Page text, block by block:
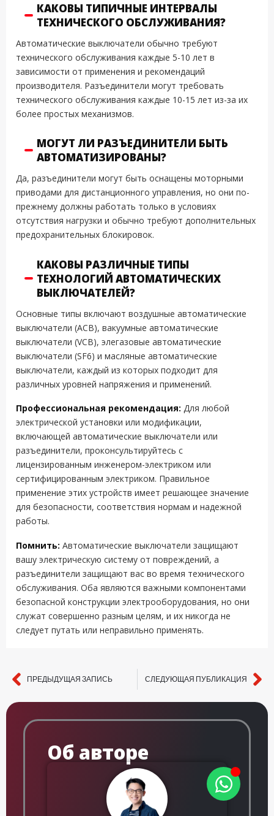
КАКОВЫ ТИПИЧНЫЕ ИНТЕРВАЛЫ
ТЕХНИЧЕСКОГО ОБСЛУЖИВАНИЯ?
Автоматические выключатели обычно требуют
технического обслуживания каждые 5-10 лет в
зависимости от применения и рекомендаций
производителя. Разъединители могут требовать
технического обслуживания каждые 10-15 лет из-за их
более простых механизмов.
МОГУТ ЛИ РАЗЪЕДИНИТЕЛИ БЫТЬ
АВТОМАТИЗИРОВАНЫ?
Да, разъединители могут быть оснащены моторными
приводами для дистанционного управления, но они по-
прежнему должны работать только в условиях
отсутствия нагрузки и обычно требуют дополнительных
предохранительных блокировок.
КАКОВЫ РАЗЛИЧНЫЕ ТИПЫ
ТЕХНОЛОГИЙ АВТОМАТИЧЕСКИХ
ВЫКЛЮЧАТЕЛЕЙ?
Основные типы включают воздушные автоматические
выключатели (ACB), вакуумные автоматические
выключатели (VCB), элегазовые автоматические
выключатели (SF6) и масляные автоматические
выключатели, каждый из которых подходит для
различных уровней напряжения и применений.
Профессиональная рекомендация: Для любой
электрической установки или модификации,
включающей автоматические выключатели или
разъединители, проконсультируйтесь с
лицензированным инженером-электриком или
сертифицированным электриком. Правильное
применение этих устройств имеет решающее значение
для безопасности, соответствия нормам и надежной
работы.
Помнить: Автоматические выключатели защищают
вашу электрическую систему от повреждений, а
разъединители защищают вас во время технического
обслуживания. Оба являются важными компонентами
безопасной конструкции электрооборудования, но они
служат совершенно разным целям, и их никогда не
следует путать или неправильно применять.
Пред.
ПРЕДЫДУЩАЯ ЗАПИСЬ СЛЕДУЮЩАЯ ПУБЛИКАЦИЯ
Об авторе